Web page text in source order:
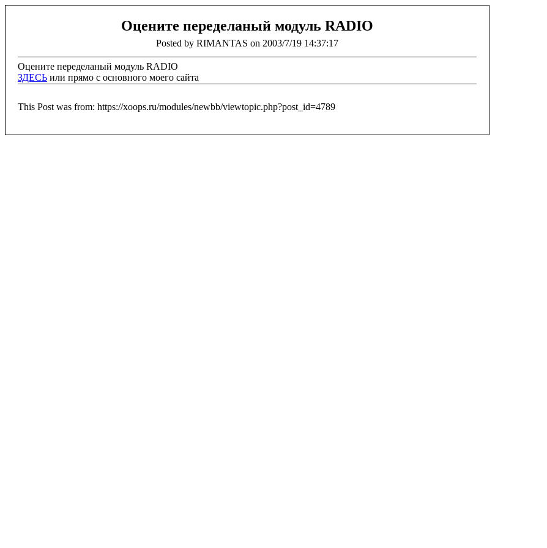
Оцените переделаный модуль RADIO
Posted by RIMANTAS on 2003/7/19 14:37:17
Оцените переделаный модуль RADIO
ЗДЕСЬ или прямо с основного моего сайта
This Post was from: https://xoops.ru/modules/newbb/viewtopic.php?post_id=4789